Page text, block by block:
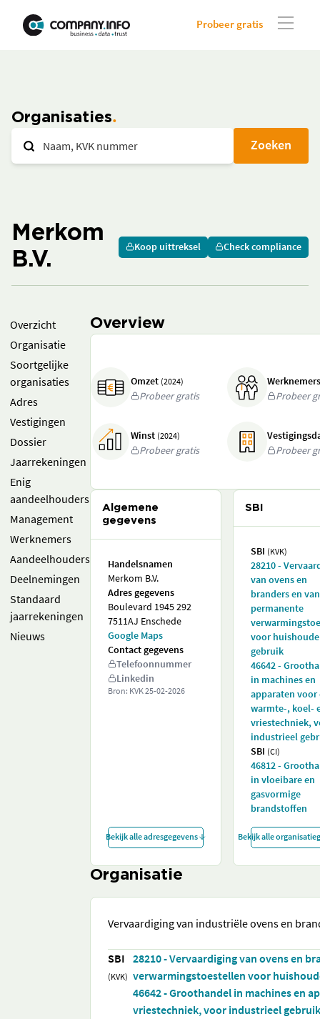
Probeer gratis
Organisaties
Zoeken
Merkom
B.V.
Koop uittreksel Check compliance
Overzicht
Organisatie
Soortgelijke
organisaties
Adres
Vestigingen
Dossier
Jaarrekeningen
Enig
aandeelhouders
Management
Werknemers
Aandeelhouders
Deelnemingen
Standaard
jaarrekeningen
Nieuws
Overview
Omzet (2024)
Probeer gratis
Probeer
Winst (2024)
Probeer gratis
Probeer
Algemene
gegevens
Handelsnamen
Merkom B.V.
Adres gegevens
Boulevard 1945 292
7511AJ Enschede
Google Maps
Contact gegevens
Telefoonnummer
Linkedin
Bron: KVK25-02-2026
Bekijk alle adresgegevens
SBI
SBI (KVK)
28210 -
van ovens en
branders en van
permanente
voor
gebruik
46642 -
in machines en
apparaten voor
warmte-, koel-
vriestechniek,
industrieel
SBI (CI)
46812 -
in vloeibare en
gasvormige
brandstoffen
Bekijk alle
Organisatie
Vervaardiging van industriële ovens en
SBI
(KVK)
28210 - Vervaardiging van ovens en
verwarmingstoestellen voor
46642 - Groothandel in machines en
vriestechniek, voor industrieel gebruik